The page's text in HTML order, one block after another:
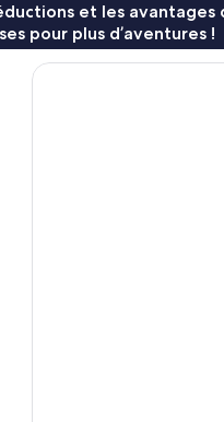
et les avantages
pour plus d’aventures !